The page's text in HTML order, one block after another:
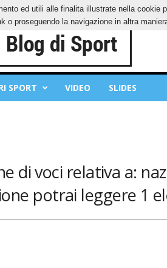
SPORT VIDEO SLIDES
di voci relativa a:
potrai leggere 1
ed utili alle finalita illustrate nella
o proseguendo la navigazione in altra